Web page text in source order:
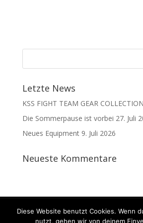
Letzte News
KSS FIGHT TEAM GEAR COLLECTION
Die Sommerpause ist vorbei 27. Juli
Neues Equipment 9. Juli 2026
Neueste Kommentare
Kontakt Datenschutz
Diese Website benutzt Cookies. Wenn
nutzt, gehen wir von deinem